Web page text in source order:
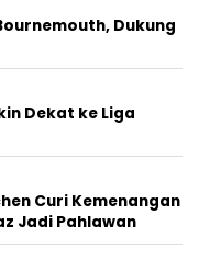
Dukung
Dekat ke Liga
Curi Kemenangan
Jadi Pahlawan